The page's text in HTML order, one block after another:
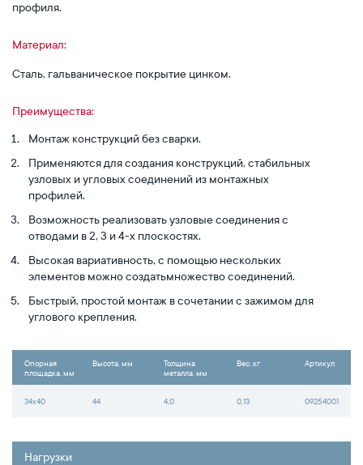
профиля.
Материал:
Сталь, гальваническое покрытие цинком.
Преимущества:
Монтаж конструкций без сварки.
Применяются для создания конструкций, стабильных
узловых и угловых соединений из монтажных
профилей.
Возможность реализовать узловые соединения с
отводами в 2, 3 и 4-х плоскостях.
Высокая вариативность, с помощью нескольких
элементов можно создатьмножество соединений.
Быстрый, простой монтаж в сочетании с зажимом для
углового крепления.
Опорная
площадка, мм
Высота, мм
Толщина
металла, мм
Вес, кг Артикул
34x40 44 4,0 0,13 09254001
Нагрузки